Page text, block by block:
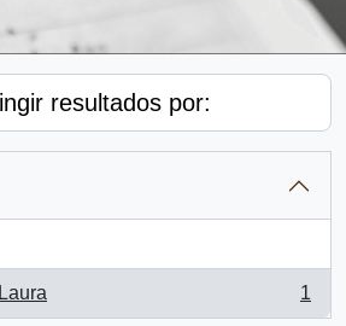
resultados por:
1